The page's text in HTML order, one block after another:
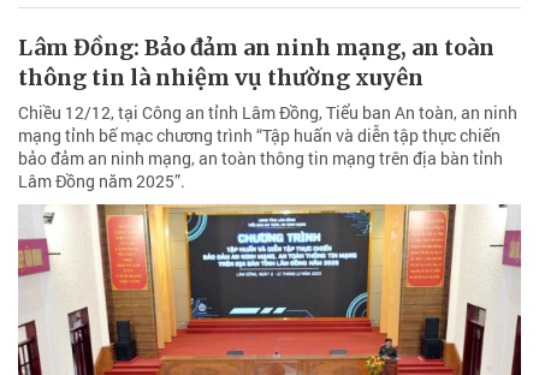
Lâm Đồng: Bảo đảm an ninh mạng, an toàn
thông tin là nhiệm vụ thường xuyên
Chiều 12/12, tại Công an tỉnh Lâm Đồng, Tiểu ban An toàn, an ninh
mạng tỉnh bế mạc chương trình “Tập huấn và diễn tập thực chiến
bảo đảm an ninh mạng, an toàn thông tin mạng trên địa bàn tỉnh
Lâm Đồng năm 2025”.